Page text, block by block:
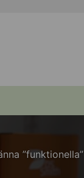
”funktionella”